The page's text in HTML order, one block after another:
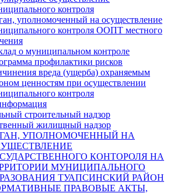
контроля
уполномоченный на осуществление
контроля ООПТ местного
о муниципальном контроле
профилактики рисков
вреда (ущерба) охраняемым
ценностям при осуществлении
контроля
строительный надзор
жилищный надзор
УПОЛНОМОЧЕННЫЙ НА
КОНТОРОЛЯ НА
МУНИЦИПАЛЬНОГО
ТУАПСИНСКИЙ РАЙОН
ПРАВОВЫЕ АКТЫ,